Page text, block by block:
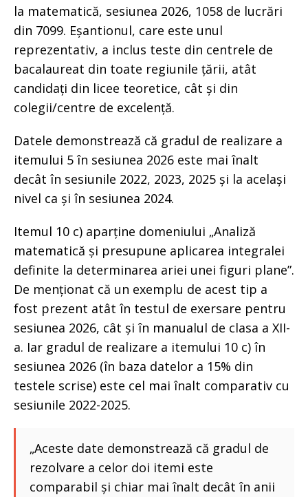
la matematică, sesiunea 2026, 1058 de lucrări
din 7099. Eșantionul, care este unul
reprezentativ, a inclus teste din centrele de
bacalaureat din toate regiunile țării, atât
candidați din licee teoretice, cât și din
colegii/centre de excelență.
Datele demonstrează că gradul de realizare a
itemului 5 în sesiunea 2026 este mai înalt
decât în sesiunile 2022, 2023, 2025 și la același
nivel ca și în sesiunea 2024.
Itemul 10 c) aparține domeniului „Analiză
matematică și presupune aplicarea integralei
definite la determinarea ariei unei figuri plane”.
De menționat că un exemplu de acest tip a
fost prezent atât în testul de exersare pentru
sesiunea 2026, cât și în manualul de clasa a XII-
a. Iar gradul de realizare a itemului 10 c) în
sesiunea 2026 (în baza datelor a 15% din
testele scrise) este cel mai înalt comparativ cu
sesiunile 2022-2025.
„Aceste date demonstrează că gradul de
rezolvare a celor doi itemi este
comparabil și chiar mai înalt decât în anii